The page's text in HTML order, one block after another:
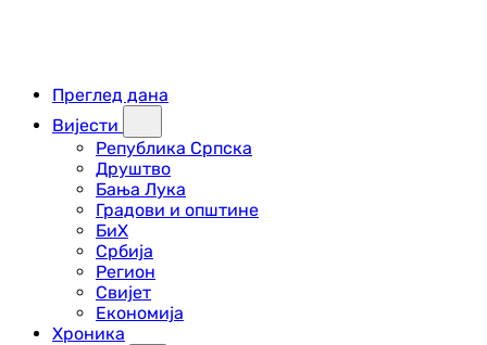
Преглед дана
Вијести
Република Српска
Друштво
Бања Лука
Градови и општине
БиХ
Србија
Регион
Свијет
Економија
Хроника